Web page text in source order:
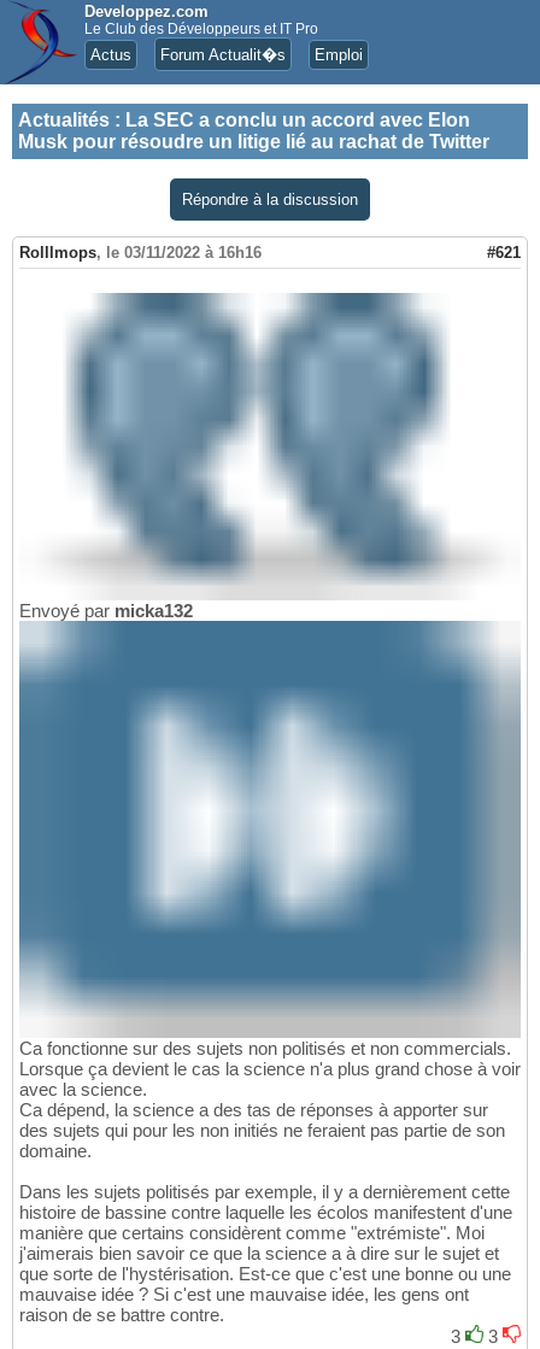
Developpez.com
Le Club des Développeurs et IT Pro
Actus Forum Actualit�s Emploi
Actualités : La SEC a conclu un accord avec Elon
Musk pour résoudre un litige lié au rachat de Twitter
Répondre à la discussion
Rolllmops, le 03/11/2022 à 16h16 #621
Envoyé par micka132
Ca fonctionne sur des sujets non politisés et non commercials.
Lorsque ça devient le cas la science n'a plus grand chose à voir
avec la science.
Ca dépend, la science a des tas de réponses à apporter sur
des sujets qui pour les non initiés ne feraient pas partie de son
domaine.
Dans les sujets politisés par exemple, il y a dernièrement cette
histoire de bassine contre laquelle les écolos manifestent d'une
manière que certains considèrent comme "extrémiste". Moi
j'aimerais bien savoir ce que la science a à dire sur le sujet et
que sorte de l'hystérisation. Est-ce que c'est une bonne ou une
mauvaise idée ? Si c'est une mauvaise idée, les gens ont
raison de se battre contre.
3
3